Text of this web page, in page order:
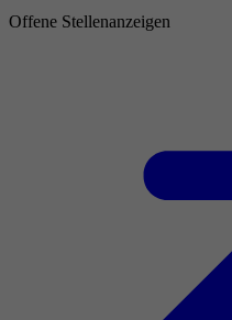
Offene Stellenanzeigen